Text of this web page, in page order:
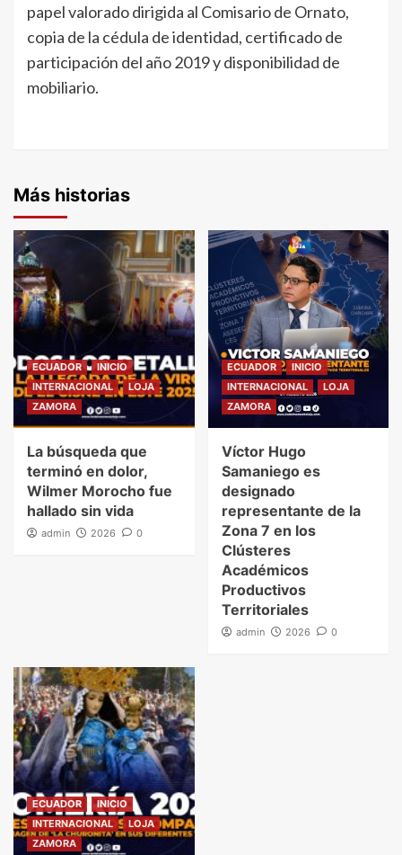
papel valorado dirigida al Comisario de Ornato,
copia de la cédula de identidad, certificado de
participación del año 2019 y disponibilidad de
mobiliario.
Más historias
ECUADOR
INICIO
INTERNACIONAL
LOJA
ZAMORA
La búsqueda que
terminó en dolor,
Wilmer Morocho fue
hallado sin vida
admin 2026 0
ECUADOR
INICIO
INTERNACIONAL
LOJA
ZAMORA
Víctor Hugo
Samaniego es
designado
representante de la
Zona 7 en los
Clústeres
Académicos
Productivos
Territoriales
admin 2026 0
ECUADOR
INICIO
INTERNACIONAL
LOJA
ZAMORA